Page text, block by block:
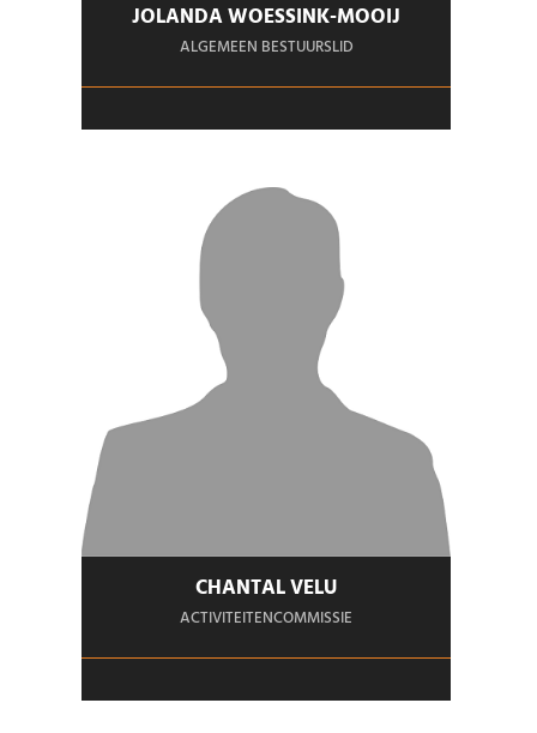
JOLANDA WOESSINK-MOOIJ
ALGEMEEN BESTUURSLID
CHANTAL VELU
ACTIVITEITENCOMMISSIE